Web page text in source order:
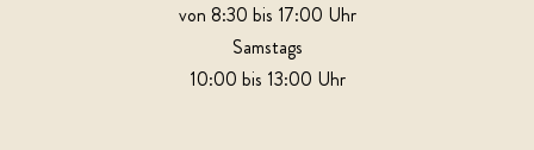
von 8:30 bis 17:00 Uhr
Samstags
10:00 bis 13:00 Uhr